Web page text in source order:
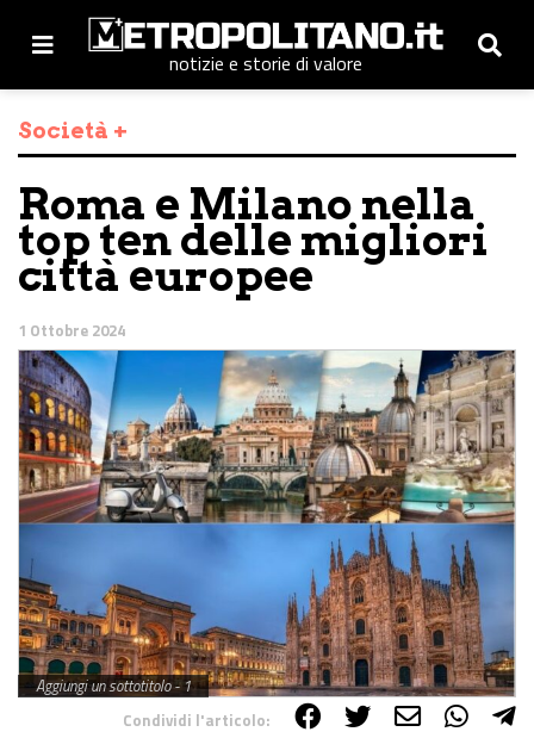
notizie e storie di valore
Società +
Roma e Milano nella
top ten delle migliori
città europee
1 Ottobre 2024
Aggiungi un sottotitolo - 1
Condividi l'articolo: